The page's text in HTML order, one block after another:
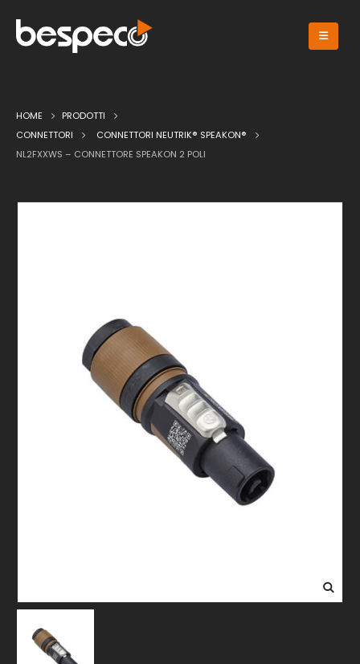
HOME
PRODOTTI
CONNETTORI
CONNETTORI NEUTRIK® SPEAKON®
NL2FXXWS – CONNETTORE SPEAKON 2 POLI